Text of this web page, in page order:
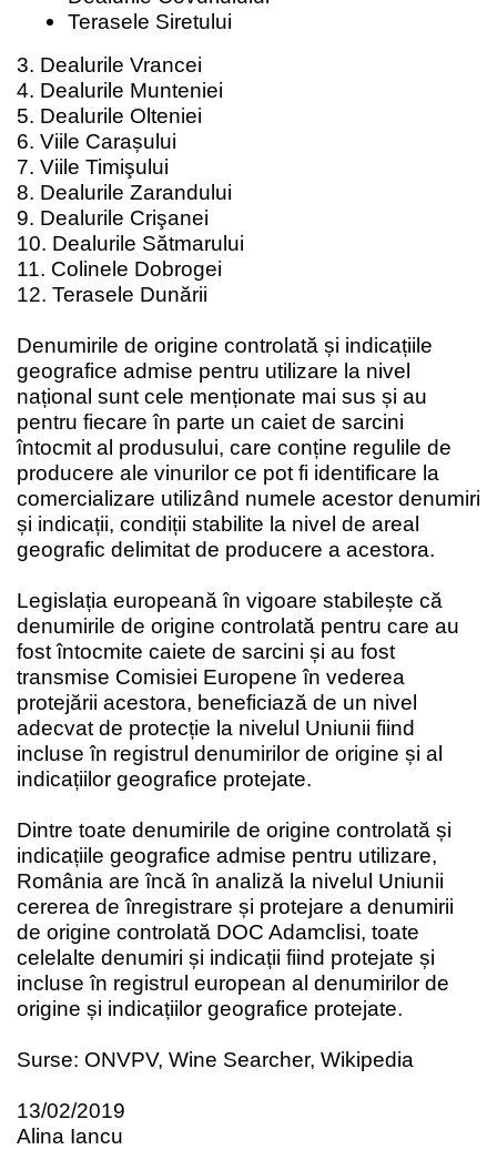
Terasele Siretului
3. Dealurile Vrancei
4. Dealurile Munteniei
5. Dealurile Olteniei
6. Viile Carașului
7. Viile Timişului
8. Dealurile Zarandului
9. Dealurile Crişanei
10. Dealurile Sătmarului
11. Colinele Dobrogei
12. Terasele Dunării
Denumirile de origine controlată și indicațiile
geografice admise pentru utilizare la nivel
național sunt cele menționate mai sus și au
pentru fiecare în parte un caiet de sarcini
întocmit al produsului, care conține regulile de
producere ale vinurilor ce pot fi identificare la
comercializare utilizând numele acestor denumiri
și indicații, condiții stabilite la nivel de areal
geografic delimitat de producere a acestora.
Legislația europeană în vigoare stabilește că
denumirile de origine controlată pentru care au
fost întocmite caiete de sarcini și au fost
transmise Comisiei Europene în vederea
protejării acestora, beneficiază de un nivel
adecvat de protecție la nivelul Uniunii fiind
incluse în registrul denumirilor de origine și al
indicațiilor geografice protejate.
Dintre toate denumirile de origine controlată și
indicațiile geografice admise pentru utilizare,
România are încă în analiză la nivelul Uniunii
cererea de înregistrare și protejare a denumirii
de origine controlată DOC Adamclisi, toate
celelalte denumiri și indicații fiind protejate și
incluse în registrul european al denumirilor de
origine și indicațiilor geografice protejate.
Surse: ONVPV, Wine Searcher, Wikipedia
13/02/2019
Alina Iancu